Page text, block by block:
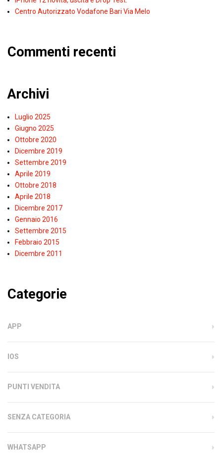
Centro Autorizzato Vodafone Bari Via Melo
Commenti recenti
Archivi
Luglio 2025
Giugno 2025
Ottobre 2020
Dicembre 2019
Settembre 2019
Aprile 2019
Ottobre 2018
Aprile 2018
Dicembre 2017
Gennaio 2016
Settembre 2015
Febbraio 2015
Dicembre 2011
Categorie
APP
IOS
PUNTI VENDITA
SENZA CATEGORIA
WHATSAPP